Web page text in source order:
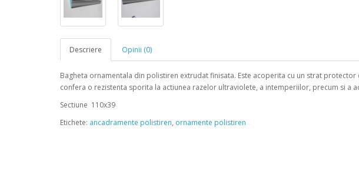
Descriere Opinii (0)
Bagheta ornamentala din polistiren extrudat finisata. Este acoperita cu un strat protector
confera o rezistenta sporita la actiunea razelor ultraviolete, a intemperiilor, precum si a
Sectiune 110x39
Etichete: ancadramente polistiren, ornamente polistiren